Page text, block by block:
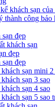
khách sạn
thành công bảo
đẹp
khách sạn
đẹp
đẹp
sạn mini 2
sạn 3 sao
sạn 4 sao
sạn 5 sao